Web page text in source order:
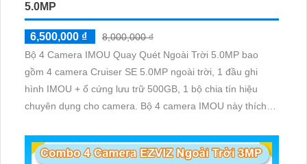
5.0MP
6,500,000 ₫
8,000,000 ₫
Bộ 4 Camera IMOU Quay Quét Ngoài Trời 5.0MP bao
gồm 4 camera Cruiser SE 5.0MP ngoài trời, 1 đầu ghi
hình IMOU + ổ cứng lưu trữ 500GB, 1 bộ chia tín hiệu
chuyên dụng cho camera. Bộ 4 camera IMOU này thích
cần giám sát ngoài trời